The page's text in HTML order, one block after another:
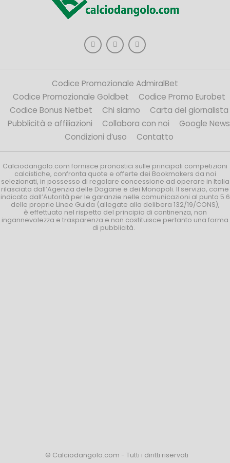
Codice Promozionale AdmiralBet
Codice Promozionale Goldbet
Codice Promo Eurobet
Codice Bonus Netbet
Chi siamo
Carta del giornalista
Pubblicità e affiliazioni
Collabora con noi
Google News
Condizioni d’uso
Contatto
Calciodangolo.com fornisce pronostici sulle principali competizioni
calcistiche, confronta quote e offerte dei Bookmakers da noi
selezionati, in possesso di regolare concessione ad operare in Italia
rilasciata dall’Agenzia delle Dogane e dei Monopoli. Il servizio, come
indicato dall’Autorità per le garanzie nelle comunicazioni al punto 5.6
delle proprie Linee Guida (allegate alla delibera 132/19/CONS),
è effettuato nel rispetto del principio di continenza, non
ingannevolezza e trasparenza e non costituisce pertanto una forma
di pubblicità.
© Calciodangolo.com - Tutti i diritti riservati